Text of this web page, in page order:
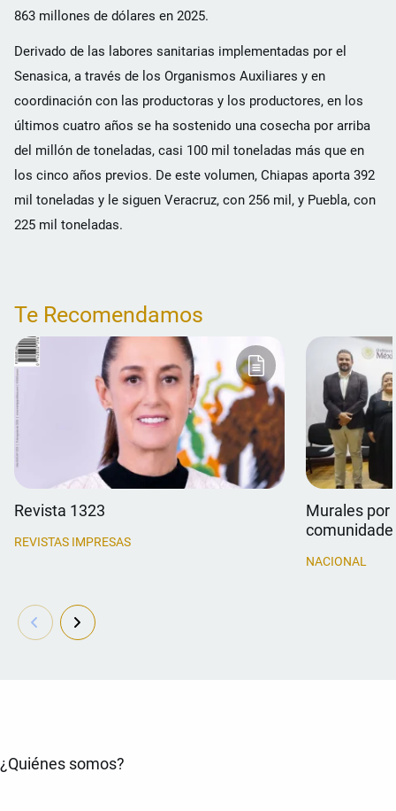
863 millones de dólares en 2025.
Derivado de las labores sanitarias implementadas por el
Senasica, a través de los Organismos Auxiliares y en
coordinación con las productoras y los productores, en los
últimos cuatro años se ha sostenido una cosecha por arriba
del millón de toneladas, casi 100 mil toneladas más que en
los cinco años previos. De este volumen, Chiapas aporta 392
mil toneladas y le siguen Veracruz, con 256 mil, y Puebla, con
225 mil toneladas.
Te Recomendamos
Revista 1323
REVISTAS IMPRESAS
Murales por
NACIONAL
¿Quiénes somos?